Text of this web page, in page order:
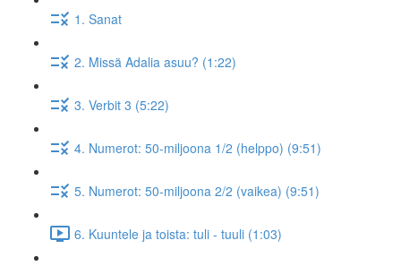
1. Sanat
2. Missä Adalia asuu? (1:22)
3. Verbit 3 (5:22)
4. Numerot: 50-miljoona 1/2 (helppo) (9:51)
5. Numerot: 50-miljoona 2/2 (vaikea) (9:51)
6. Kuuntele ja toista: tuli - tuuli (1:03)